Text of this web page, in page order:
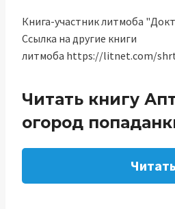
Книга-участник литмоба
Ссылка на другие книги
литмоба https://litnet.com/
Читать книгу
огород
Читать